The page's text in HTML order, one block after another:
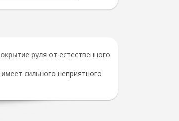
руля от естественного
сильного неприятного